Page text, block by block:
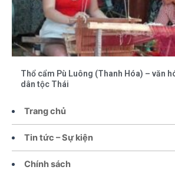
Trang chủ
Tin tức – Sự kiện
Chính sách
Thổ cẩm Pù Luông (Thanh Hóa) – văn
dân tộc Thái